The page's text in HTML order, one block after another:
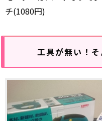
チ(1080円)
工具が無い！